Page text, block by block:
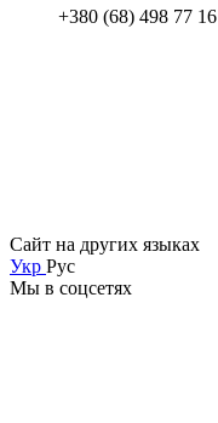
+380 (68) 498 77 16
Сайт на других языках
Укр Рус
Мы в соцсетях